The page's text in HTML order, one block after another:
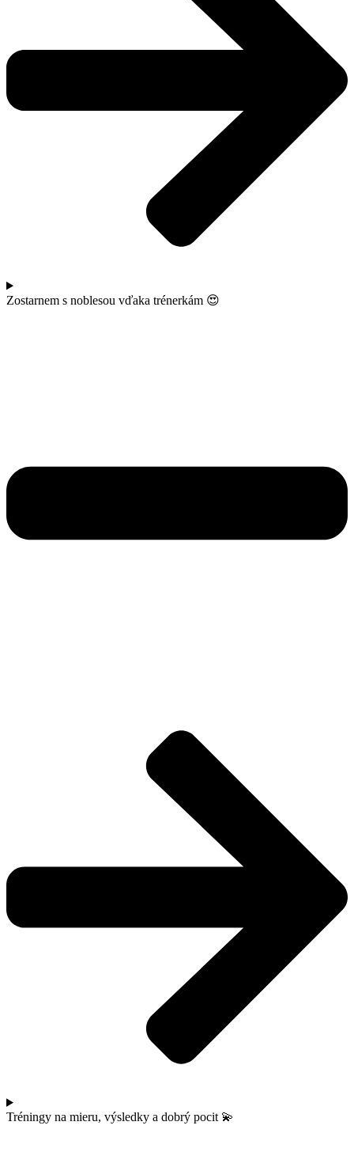
Zostarnem s noblesou vďaka trénerkám 😍
Tréningy na mieru, výsledky a dobrý pocit 💫